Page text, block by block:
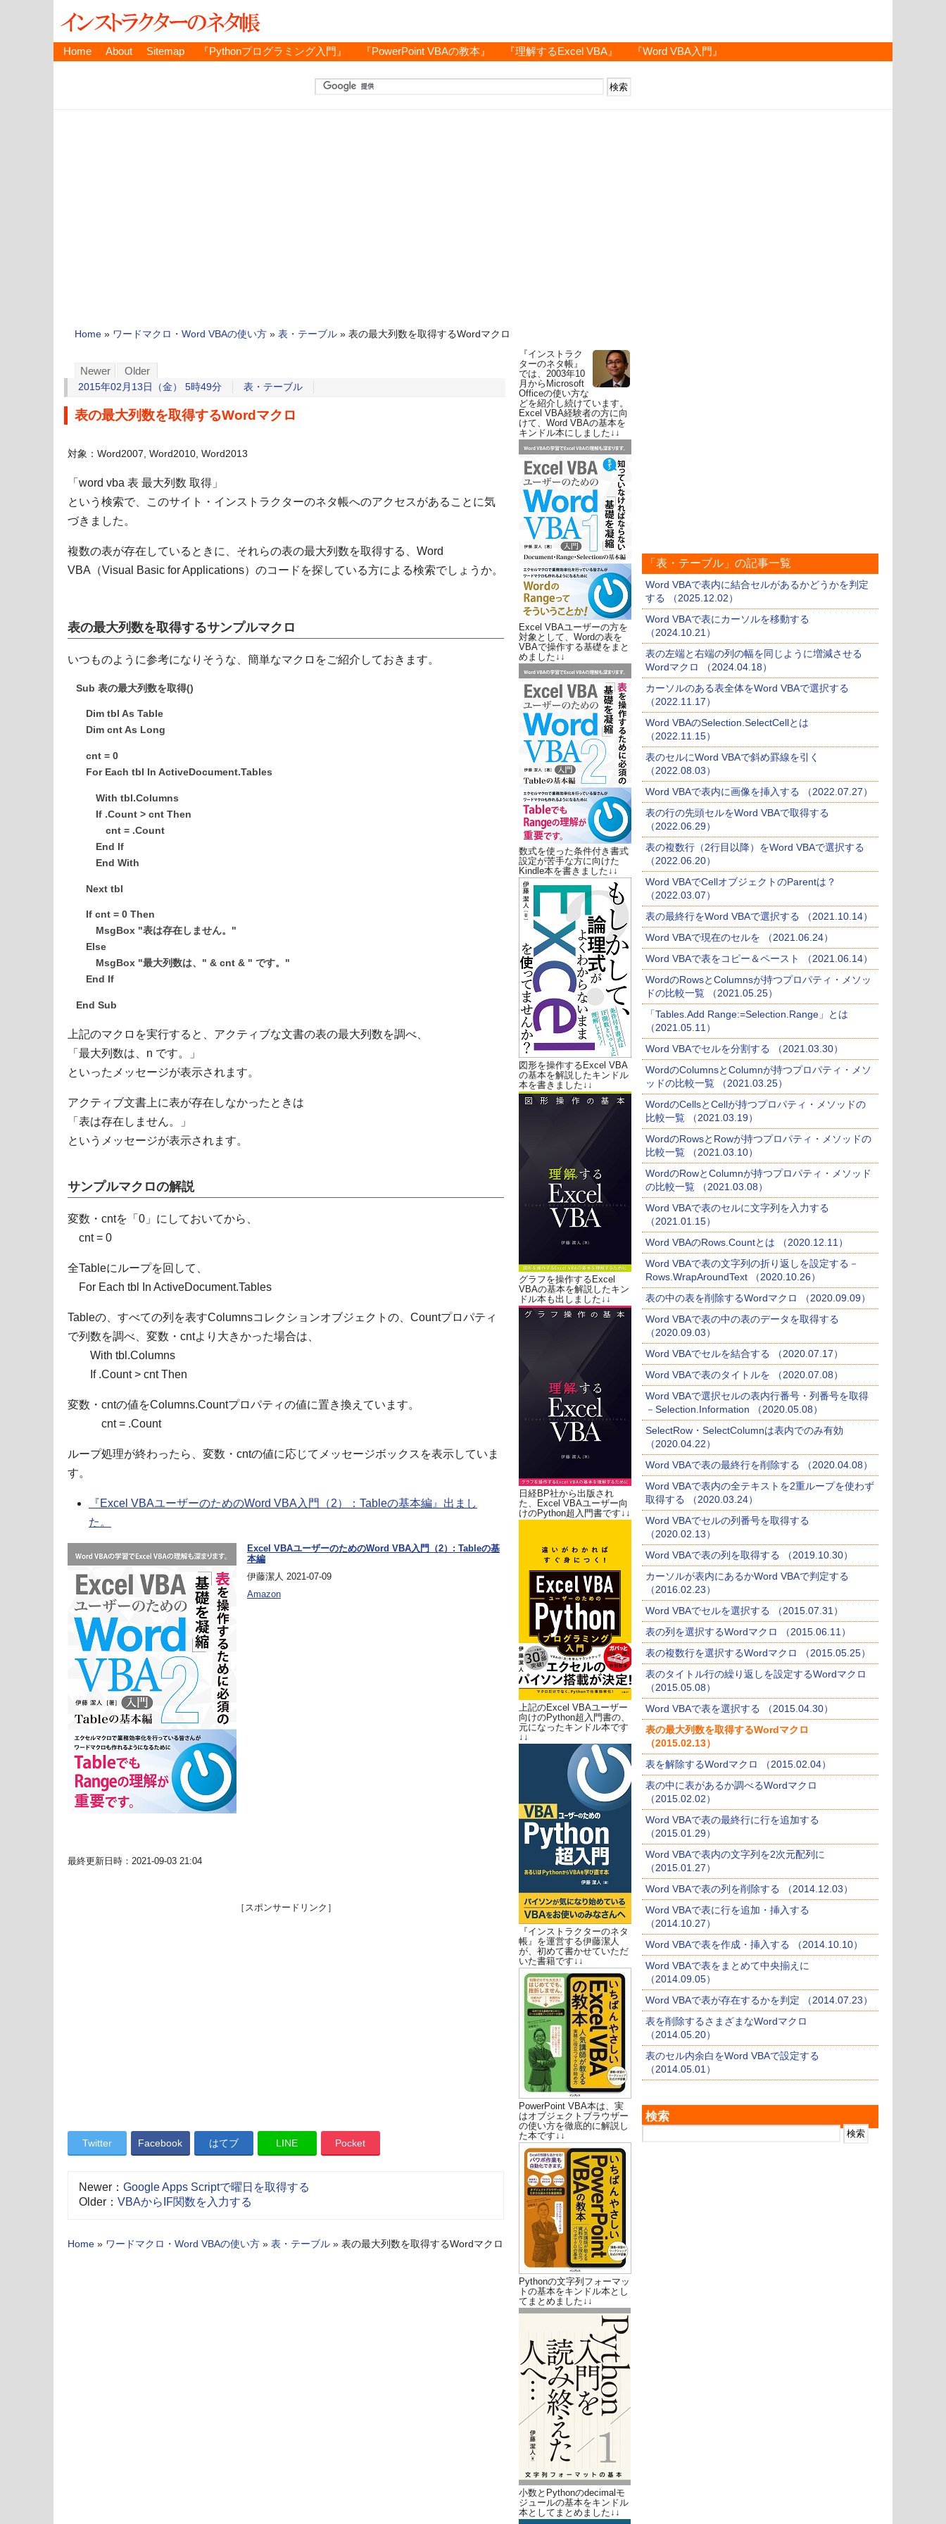
Home About Sitemap 『Pythonプログラミング入門』 『PowerPoint VBAの教本』 『理解するExcel VBA』 『Word VBA入門』
Home » ワードマクロ・Word VBAの使い方 » 表・テーブル » 表の最大列数を取得するWordマクロ
Newer Older
2015年02月13日（金） 5時49分 表・テーブル
表の最大列数を取得するWordマクロ
対象：Word2007, Word2010, Word2013
「word vba 表 最大列数 取得」
という検索で、このサイト・インストラクターのネタ帳へのアクセスがあることに気
づきました。
複数の表が存在しているときに、それらの表の最大列数を取得する、Word
VBA（Visual Basic for Applications）のコードを探している方による検索でしょうか。
表の最大列数を取得するサンプルマクロ
いつものように参考になりそうな、簡単なマクロをご紹介しておきます。
Sub 表の最大列数を取得()
Dim tbl As Table
Dim cnt As Long
cnt = 0
For Each tbl In ActiveDocument.Tables
With tbl.Columns
If .Count > cnt Then
cnt = .Count
End If
End With
Next tbl
If cnt = 0 Then
MsgBox "表は存在しません。"
Else
MsgBox "最大列数は、" & cnt & " です。"
End If
End Sub
上記のマクロを実行すると、アクティブな文書の表の最大列数を調べ、
「最大列数は、n です。」
といったメッセージが表示されます。
アクティブ文書上に表が存在しなかったときは
「表は存在しません。」
というメッセージが表示されます。
サンプルマクロの解説
変数・cntを「0」にしておいてから、
cnt = 0
全Tableにループを回して、
For Each tbl In ActiveDocument.Tables
Tableの、すべての列を表すColumnsコレクションオブジェクトの、Countプロパティ
で列数を調べ、変数・cntより大きかった場合は、
With tbl.Columns
If .Count > cnt Then
変数・cntの値をColumns.Countプロパティの値に置き換えています。
cnt = .Count
ループ処理が終わったら、変数・cntの値に応じてメッセージボックスを表示していま
す。
『Excel VBAユーザーのためのWord VBA入門（2）：Tableの基本編』出まし
た。
Excel VBAユーザーのためのWord VBA入門（2）: Tableの基
本編
伊藤潔人 2021-07-09
Amazon
最終更新日時：2021-09-03 21:04
［スポンサードリンク］
Twitter Facebook はてブ LINE Pocket
Newer： Google Apps Scriptで曜日を取得する
Older： VBAからIF関数を入力する
Home » ワードマクロ・Word VBAの使い方 » 表・テーブル » 表の最大列数を取得するWordマクロ
『インストラク
ターのネタ帳』
では、2003年10
月からMicrosoft
Officeの使い方な
どを紹介し続けています。
Excel VBA経験者の方に向
けて、Word VBAの基本を
キンドル本にしました↓↓
Excel VBAユーザーの方を
対象として、Wordの表を
VBAで操作する基礎をまと
めました↓↓
数式を使った条件付き書式
設定が苦手な方に向けた
Kindle本を書きました↓↓
図形を操作するExcel VBA
の基本を解説したキンドル
本を書きました↓↓
グラフを操作するExcel
VBAの基本を解説したキン
ドル本も出しました↓↓
日経BP社から出版され
た、Excel VBAユーザー向
けのPython超入門書です↓↓
上記のExcel VBAユーザー
向けのPython超入門書の、
元になったキンドル本です
↓↓
『インストラクターのネタ
帳』を運営する伊藤潔人
が、初めて書かせていただ
いた書籍です↓↓
PowerPoint VBA本は、実
はオブジェクトブラウザー
の使い方を徹底的に解説し
た本です↓↓
Pythonの文字列フォーマッ
トの基本をキンドル本とし
てまとめました↓↓
小数とPythonのdecimalモ
ジュールの基本をキンドル
本としてまとめました↓↓
「表・テーブル」の記事一覧
Word VBAで表内に結合セルがあるかどうかを判定
する （2025.12.02）
Word VBAで表にカーソルを移動する
（2024.10.21）
表の左端と右端の列の幅を同じように増減させる
Wordマクロ （2024.04.18）
カーソルのある表全体をWord VBAで選択する
（2022.11.17）
Word VBAのSelection.SelectCellとは
（2022.11.15）
表のセルにWord VBAで斜め罫線を引く
（2022.08.03）
Word VBAで表内に画像を挿入する （2022.07.27）
表の行の先頭セルをWord VBAで取得する
（2022.06.29）
表の複数行（2行目以降）をWord VBAで選択する
（2022.06.20）
Word VBAでCellオブジェクトのParentは？
（2022.03.07）
表の最終行をWord VBAで選択する （2021.10.14）
Word VBAで現在のセルを （2021.06.24）
Word VBAで表をコピー＆ペースト （2021.06.14）
WordのRowsとColumnsが持つプロパティ・メソッ
ドの比較一覧 （2021.05.25）
「Tables.Add Range:=Selection.Range」とは
（2021.05.11）
Word VBAでセルを分割する （2021.03.30）
WordのColumnsとColumnが持つプロパティ・メソ
ッドの比較一覧 （2021.03.25）
WordのCellsとCellが持つプロパティ・メソッドの
比較一覧 （2021.03.19）
WordのRowsとRowが持つプロパティ・メソッドの
比較一覧 （2021.03.10）
WordのRowとColumnが持つプロパティ・メソッド
の比較一覧 （2021.03.08）
Word VBAで表のセルに文字列を入力する
（2021.01.15）
Word VBAのRows.Countとは （2020.12.11）
Word VBAで表の文字列の折り返しを設定する－
Rows.WrapAroundText （2020.10.26）
表の中の表を削除するWordマクロ （2020.09.09）
Word VBAで表の中の表のデータを取得する
（2020.09.03）
Word VBAでセルを結合する （2020.07.17）
Word VBAで表のタイトルを （2020.07.08）
Word VBAで選択セルの表内行番号・列番号を取得
－Selection.Information （2020.05.08）
SelectRow・SelectColumnは表内でのみ有効
（2020.04.22）
Word VBAで表の最終行を削除する （2020.04.08）
Word VBAで表内の全テキストを2重ループを使わず
取得する （2020.03.24）
Word VBAでセルの列番号を取得する
（2020.02.13）
Word VBAで表の列を取得する （2019.10.30）
カーソルが表内にあるかWord VBAで判定する
（2016.02.23）
Word VBAでセルを選択する （2015.07.31）
表の列を選択するWordマクロ （2015.06.11）
表の複数行を選択するWordマクロ （2015.05.25）
表のタイトル行の繰り返しを設定するWordマクロ
（2015.05.08）
Word VBAで表を選択する （2015.04.30）
表の最大列数を取得するWordマクロ
（2015.02.13）
表を解除するWordマクロ （2015.02.04）
表の中に表があるか調べるWordマクロ
（2015.02.02）
Word VBAで表の最終行に行を追加する
（2015.01.29）
Word VBAで表内の文字列を2次元配列に
（2015.01.27）
Word VBAで表の列を削除する （2014.12.03）
Word VBAで表に行を追加・挿入する
（2014.10.27）
Word VBAで表を作成・挿入する （2014.10.10）
Word VBAで表をまとめて中央揃えに
（2014.09.05）
Word VBAで表が存在するかを判定 （2014.07.23）
表を削除するさまざまなWordマクロ
（2014.05.20）
表のセル内余白をWord VBAで設定する
（2014.05.01）
検索